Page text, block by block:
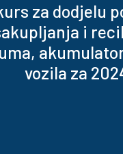
za dodjelu
i
vozila za